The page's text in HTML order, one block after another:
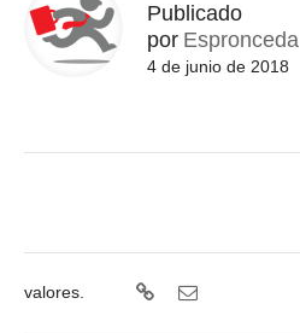
Publicado
por Espronceda
4 de junio de 2018
valores.